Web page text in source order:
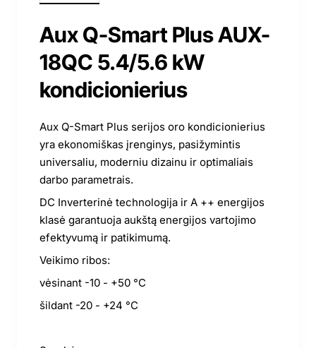
Aux Q-Smart Plus AUX-
18QC 5.4/5.6 kW
kondicionierius
Aux Q-Smart Plus serijos oro kondicionierius
yra ekonomiškas įrenginys, pasižymintis
universaliu, moderniu dizainu ir optimaliais
darbo parametrais.
DC Inverterinė technologija ir A ++ energijos
klasė garantuoja aukštą energijos vartojimo
efektyvumą ir patikimumą.
Veikimo ribos:
vėsinant -10 - +50 °C
šildant -20 - +24 °C